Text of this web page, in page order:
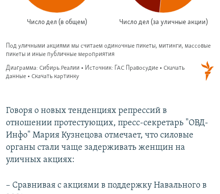
Говоря о новых тенденциях репрессий в
отношении протестующих, пресс-секретарь "ОВД-
Инфо" Мария Кузнецова отмечает, что силовые
органы стали чаще задерживать женщин на
уличных акциях:
– Сравнивая с акциями в поддержку Навального в